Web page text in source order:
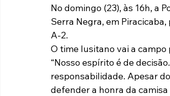
Tabelas
No domingo (23), às 16h, a
Serra Negra, em
A-2.
O time lusitano vai a
“Nosso espírito é de
responsabilidade. Apesar
defender a honra da